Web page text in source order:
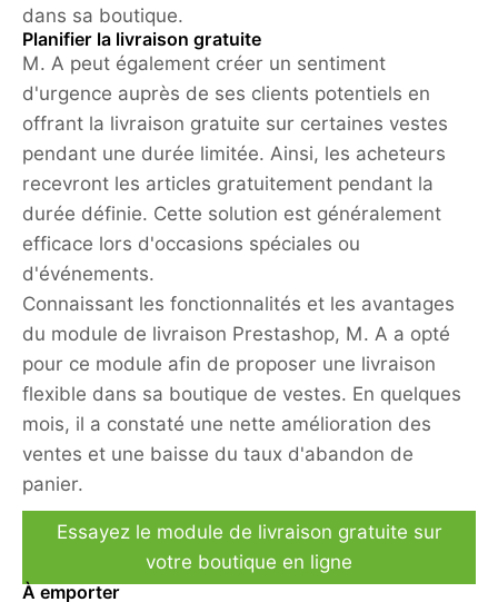
dans sa boutique.
Planifier la livraison gratuite
M. A peut également créer un sentiment
d'urgence auprès de ses clients potentiels en
offrant la livraison gratuite sur certaines vestes
pendant une durée limitée. Ainsi, les acheteurs
recevront les articles gratuitement pendant la
durée définie. Cette solution est généralement
efficace lors d'occasions spéciales ou
d'événements.
Connaissant les fonctionnalités et les avantages
du module de livraison Prestashop, M. A a opté
pour ce module afin de proposer une livraison
flexible dans sa boutique de vestes. En quelques
mois, il a constaté une nette amélioration des
ventes et une baisse du taux d'abandon de
panier.
Essayez le module de livraison gratuite sur
votre boutique en ligne
À emporter